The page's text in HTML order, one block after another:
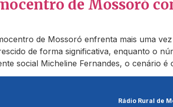
de Mossoró
de Mossoró enfrenta mais uma
de forma significativa, enquanto o
social Micheline Fernandes, o cenário
Rádio Rural de